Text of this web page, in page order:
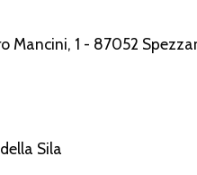
Mancini, 1 - 87052
Sila